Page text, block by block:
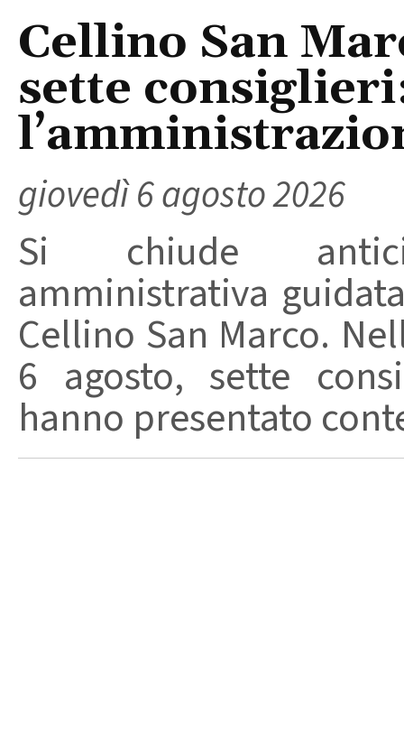
Cellino San
sette
giovedì 6 agosto 2026
Si chiude
amministrativa
Cellino San Marco.
6 agosto, sette
hanno presentato